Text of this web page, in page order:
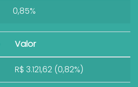
0,85%
Valor
R$ 3.121,62 (0,82%)